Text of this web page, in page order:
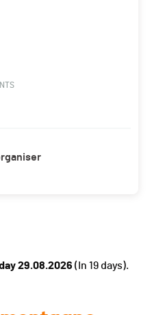
29.08.2026 (In 19 days).